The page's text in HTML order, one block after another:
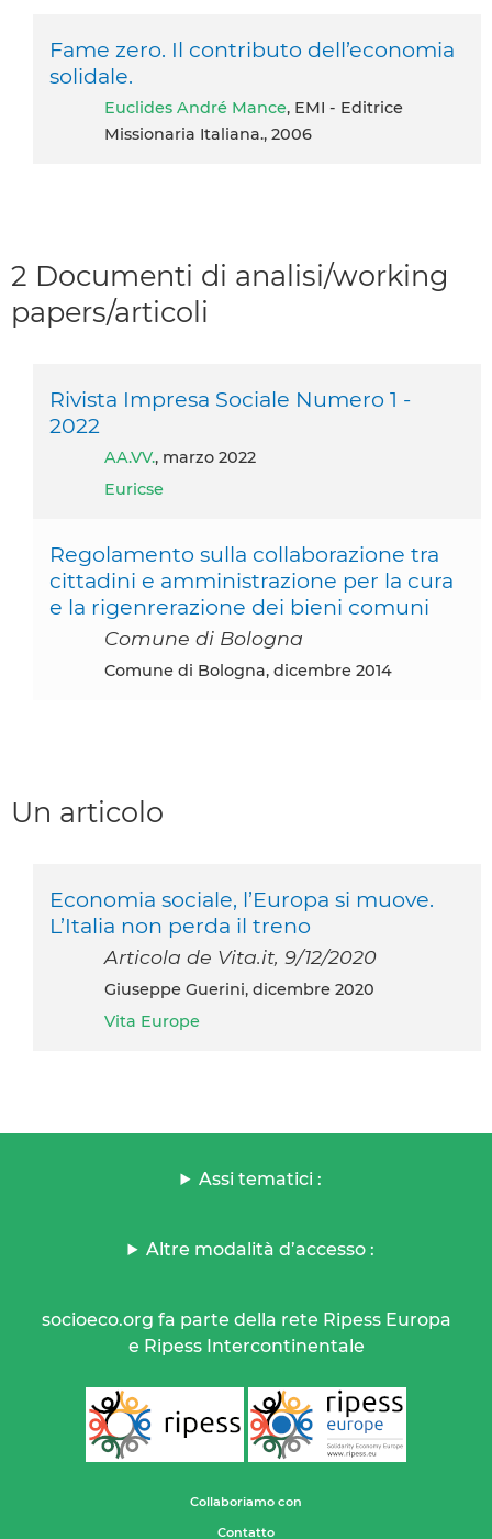
Fame zero. Il contributo dell’economia
solidale.
Euclides André Mance, EMI - Editrice
Missionaria Italiana., 2006
2 Documenti di analisi/working
papers/articoli
Rivista Impresa Sociale Numero 1 -
2022
AA.VV., marzo 2022
Euricse
Regolamento sulla collaborazione tra
cittadini e amministrazione per la cura
e la rigenrerazione dei bieni comuni
Comune di Bologna
Comune di Bologna, dicembre 2014
Un articolo
Economia sociale, l’Europa si muove.
L’Italia non perda il treno
Articola de Vita.it, 9/12/2020
Giuseppe Guerini, dicembre 2020
Vita Europe
Assi tematici :
Altre modalità d’accesso :
socioeco.org fa parte della rete Ripess Europa
e Ripess Intercontinentale
Collaboriamo con
Contatto